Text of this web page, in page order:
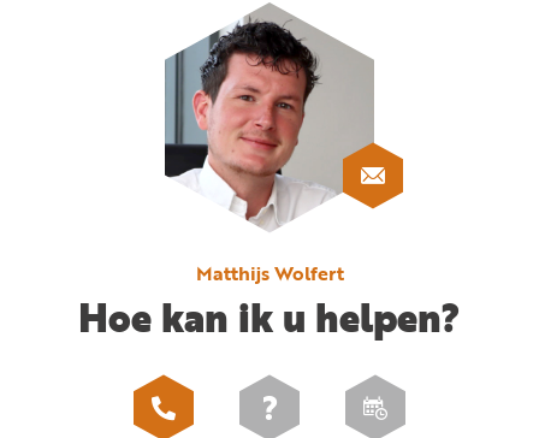
Matthijs Wolfert
Hoe kan ik u helpen?